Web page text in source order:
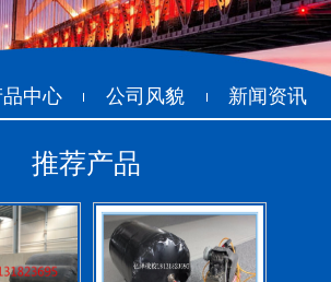
品中心 公司风貌 新闻资讯
推荐产品